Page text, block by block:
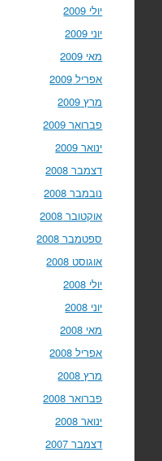
יולי 2009
יוני 2009
מאי 2009
אפריל 2009
מרץ 2009
פברואר 2009
ינואר 2009
דצמבר 2008
נובמבר 2008
אוקטובר 2008
ספטמבר 2008
אוגוסט 2008
יולי 2008
יוני 2008
מאי 2008
אפריל 2008
מרץ 2008
פברואר 2008
ינואר 2008
דצמבר 2007